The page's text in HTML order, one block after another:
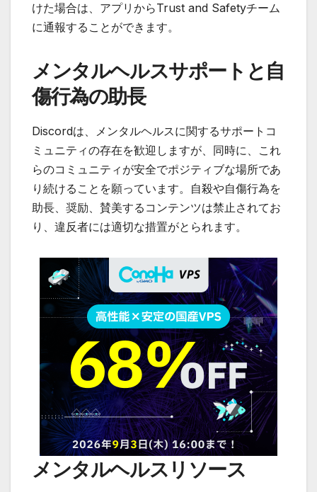
けた場合は、アプリからTrust and Safetyチーム
に通報することができます。
メンタルヘルスサポートと自
傷行為の助長
Discordは、メンタルヘルスに関するサポートコ
ミュニティの存在を歓迎しますが、同時に、これ
らのコミュニティが安全でポジティブな場所であ
り続けることを願っています。自殺や自傷行為を
助長、奨励、賛美するコンテンツは禁止されてお
り、違反者には適切な措置がとられます。
メンタルヘルスリソース